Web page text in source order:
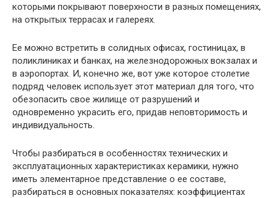
которыми покрывают поверхности в разных помещениях,
на открытых террасах и галереях.
Ее можно встретить в солидных офисах, гостиницах, в
поликлиниках и банках, на железнодорожных вокзалах и
в аэропортах. И, конечно же, вот уже которое столетие
подряд человек использует этот материал для того, что
обезопасить свое жилище от разрушений и
одновременно украсить его, придав неповторимость и
индивидуальность.
Чтобы разбираться в особенностях технических и
эксплуатационных характеристиках керамики, нужно
иметь элементарное представление о ее составе,
разбираться в основных показателях: коэффициентах